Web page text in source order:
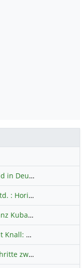
Bundesbank: Weniger Falschgeld in Deutschland
IRW-News: Horizon Petroleum Ltd. : Horizon Petroleum beginnt mit der Testförderung im Projekt Lachowice in Polen und schließt die Platzierung einer überzeichneten Wandelanleihe ab
Erneuter Strom-Blackout legt ganz Kuba lahm
Gold beendet Handelswoche mit Knall: Barrick Mining – Ist diese Aktie wieder ein Kauf?
Ölpreise fallen deutlich - Fortschritte zwischen USA und Iran belasten